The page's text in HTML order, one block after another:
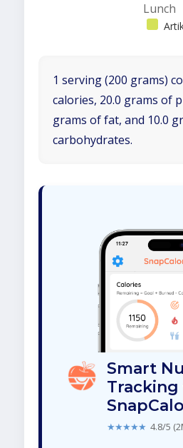
Lunch
1 serving (200 grams)
calories, 20.0 grams of
grams of fat, and 10.0
carbohydrates.
Smart
★★★★★ 4.8/5